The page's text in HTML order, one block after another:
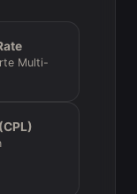
Multi-